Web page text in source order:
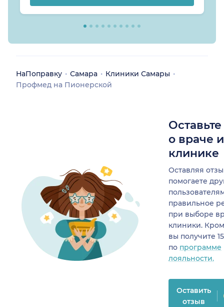
НаПоправку Самара
Клиники Самары
Профмед на Пионерской
о враче
клинике
Оставляя
помогаете
правильное
при выборе
клиники.
вы получите
по программе
лояльности.
Оставить
отзыв